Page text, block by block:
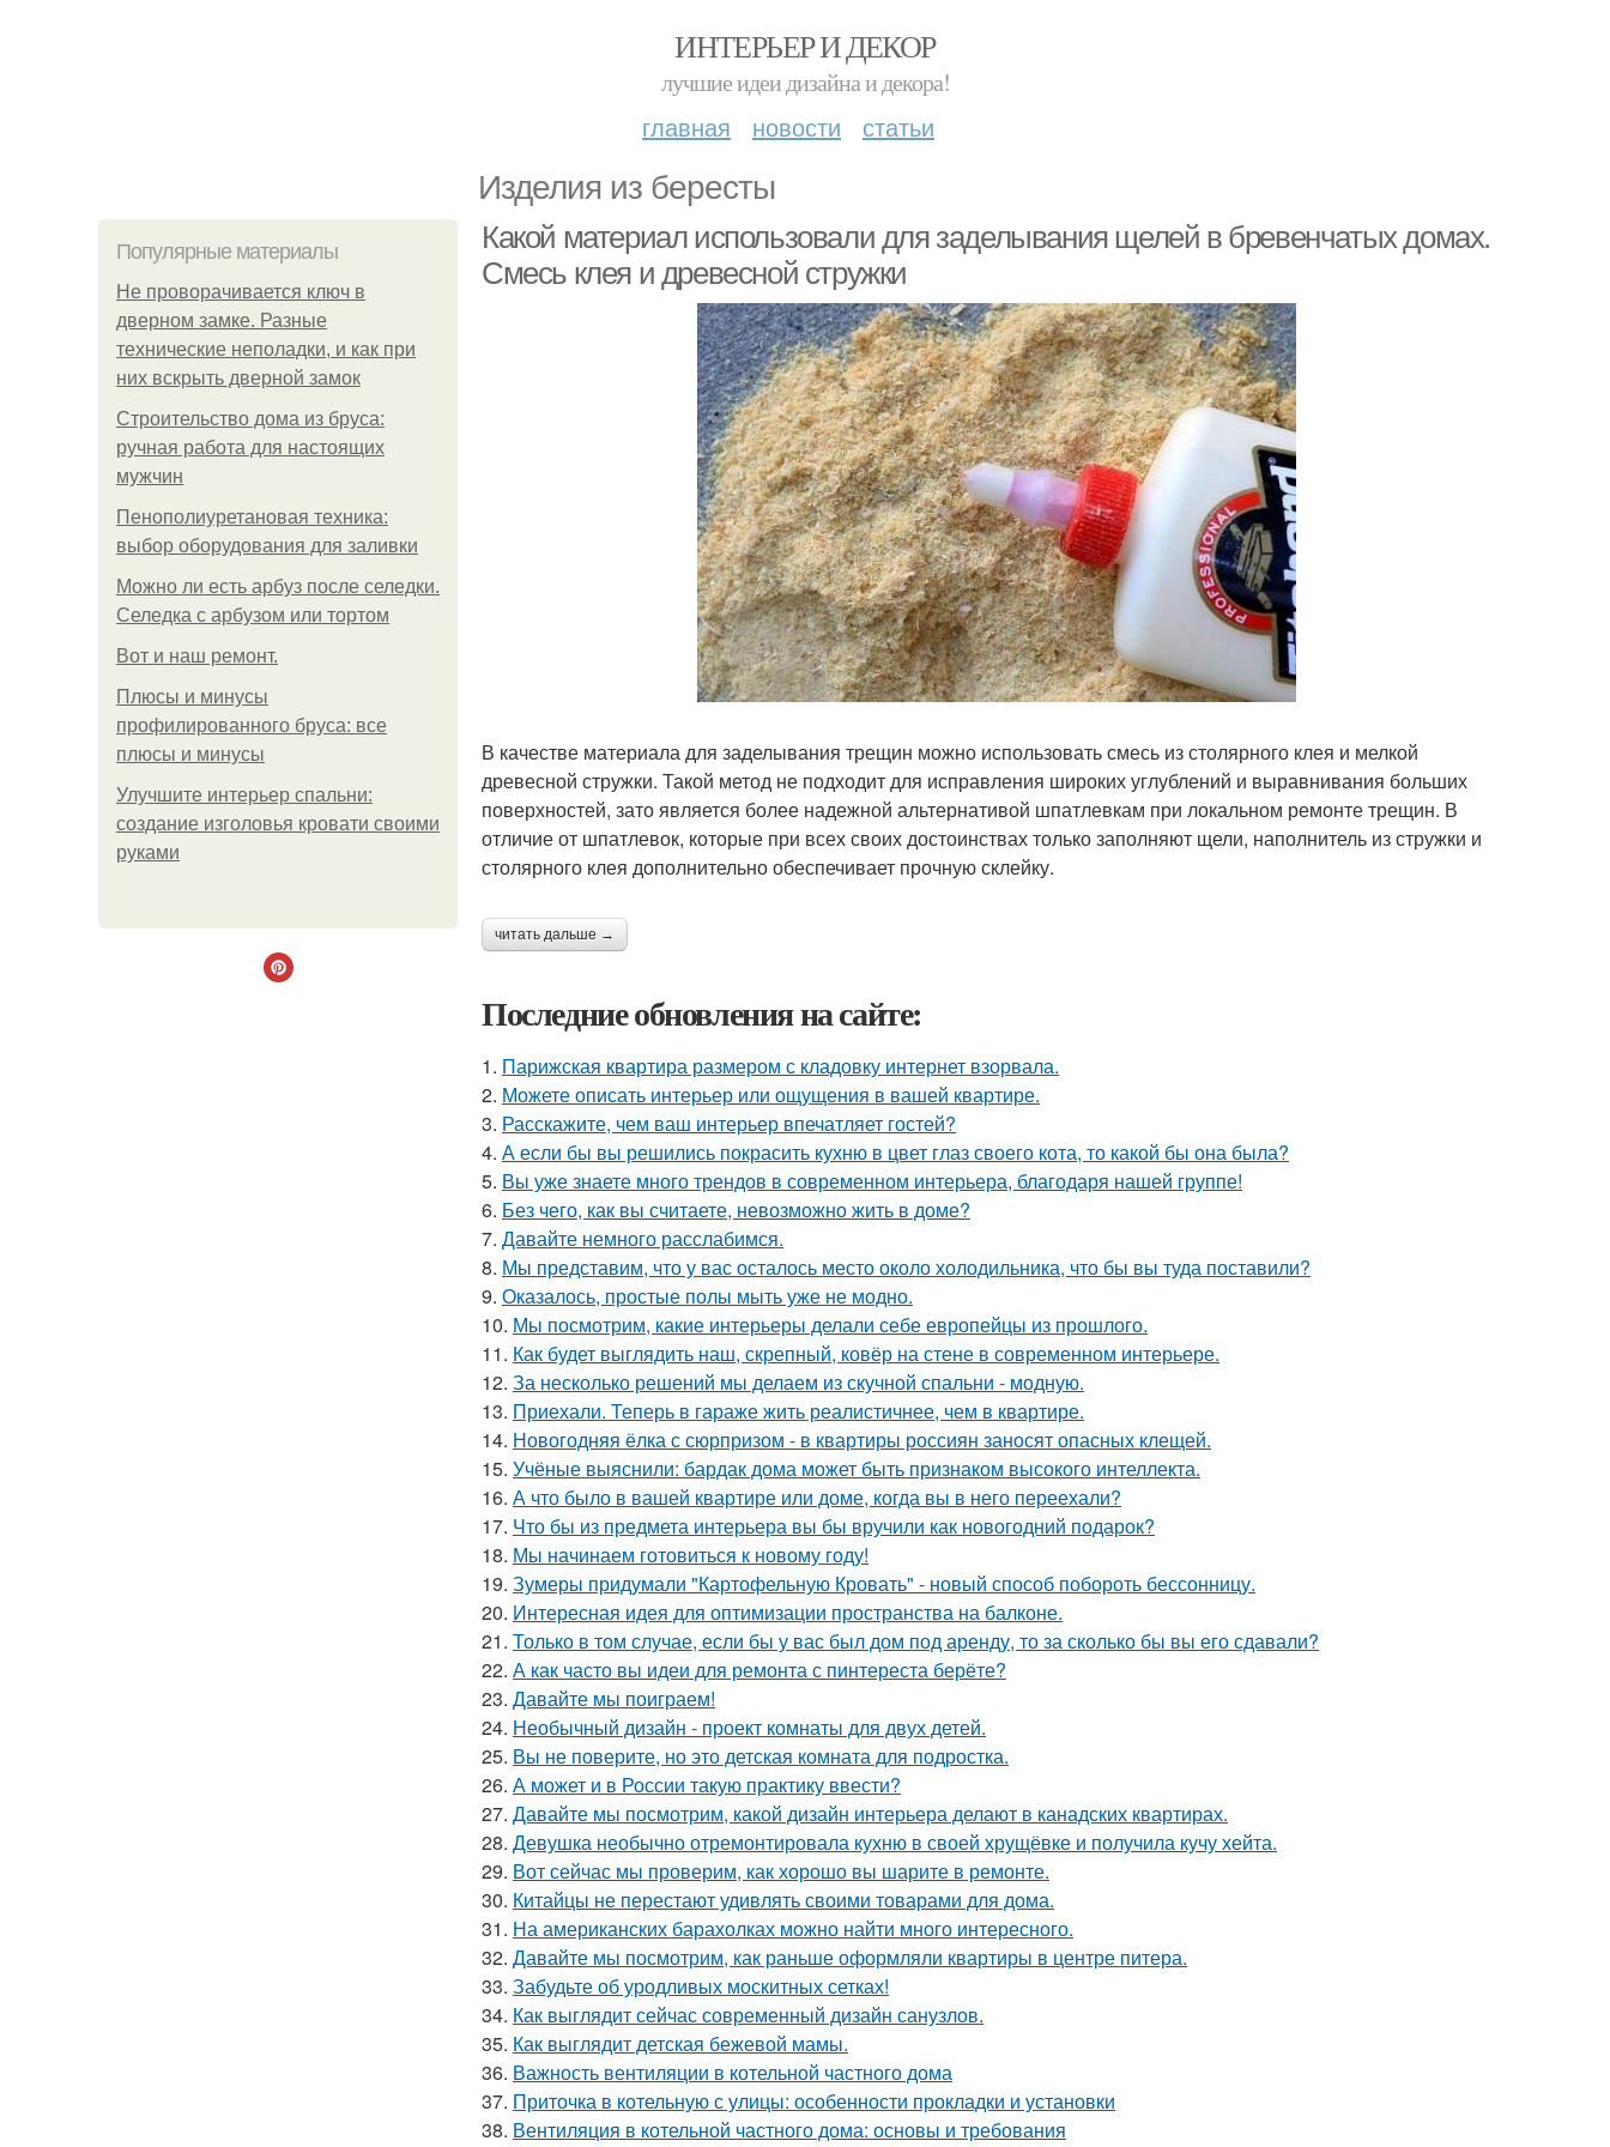
ИНТЕРЬЕР И ДЕКОР
лучшие идеи дизайна и декора!
главная новости статьи
Изделия из бересты
Популярные материалы
Не проворачивается ключ в
дверном замке. Разные
технические неполадки, и как при
них вскрыть дверной замок
Строительство дома из бруса:
ручная работа для настоящих
мужчин
Пенополиуретановая техника:
выбор оборудования для заливки
Можно ли есть арбуз после селедки.
Селедка с арбузом или тортом
Boт и наш ремoнт.
Плюсы и минусы
профилированного бруса: все
плюсы и минусы
Улучшите интерьер спальни:
создание изголовья кровати своими
руками
Какой материал использовали для заделывания щелей в бревенчатых домах.
Смесь клея и древесной стружки
В качестве материала для заделывания трещин можно использовать смесь из столярного клея и мелкой
древесной стружки. Такой метод не подходит для исправления широких углублений и выравнивания больших
поверхностей, зато является более надежной альтернативой шпатлевкам при локальном ремонте трещин. В
отличие от шпатлевок, которые при всех своих достоинствах только заполняют щели, наполнитель из стружки и
столярного клея дополнительно обеспечивает прочную склейку.
читать дальше →
Последние обновления на сайте:
1. Парижская квартира размером с кладовку интернет взорвала.
2. Можете описать интерьер или ощущения в вашей квартире.
3. Расскажите, чем ваш интерьер впечатляет гостей?
4. А если бы вы решились покрасить кухню в цвет глаз своего кота, то какой бы она была?
5. Вы уже знаете много трендов в современном интерьера, благодаря нашей группе!
6. Без чего, как вы считаете, невозможно жить в доме?
7. Давайте немного расслабимся.
8. Мы представим, что у вас осталось место около холодильника, что бы вы туда поставили?
9. Оказалось, простые полы мыть уже не модно.
10. Мы посмотрим, какие интерьеры делали себе европейцы из прошлого.
11. Как будет выглядить наш, скрепный, ковёр на стене в современном интерьере.
12. За несколько решений мы делаем из скучной спальни - модную.
13. Приехали. Теперь в гараже жить реалистичнее, чем в квартире.
14. Новогодняя ёлка с сюрпризом - в квартиры россиян заносят опасных клещей.
15. Учёные выяснили: бардак дома может быть признаком высокого интеллекта.
16. А что было в вашей квартире или доме, когда вы в него переехали?
17. Что бы из предмета интерьера вы бы вручили как новогодний подарок?
18. Мы начинаем готовиться к новому году!
19. Зумеры придумали "Картофельную Кровать" - новый способ побороть бессонницу.
20. Интересная идея для оптимизации пространства на балконе.
21. Только в том случае, если бы у вас был дом под аренду, то за сколько бы вы его сдавали?
22. А как часто вы идеи для ремонта с пинтереста берёте?
23. Давайте мы поиграем!
24. Необычный дизайн - проект комнаты для двух детей.
25. Вы не поверите, но это детская комната для подростка.
26. А может и в России такую практику ввести?
27. Давайте мы посмотрим, какой дизайн интерьера делают в канадских квартирах.
28. Девушка необычно отремонтировала кухню в своей хрущёвке и получила кучу хейта.
29. Вот сейчас мы проверим, как хорошо вы шарите в ремонте.
30. Китайцы не перестают удивлять своими товарами для дома.
31. На американских барахолках можно найти много интересного.
32. Давайте мы посмотрим, как раньше оформляли квартиры в центре питера.
33. Забудьте об уродливых москитных сетках!
34. Как выглядит сейчас современный дизайн санузлов.
35. Как выглядит детская бежевой мамы.
36. Важность вентиляции в котельной частного дома
37. Приточка в котельную с улицы: особенности прокладки и установки
38. Вентиляция в котельной частного дома: основы и требования